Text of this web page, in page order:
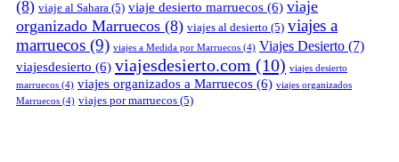
(8) viaje al Sahara (5) viaje desierto marruecos (6) viaje
organizado Marruecos (8) viajes al desierto (5) viajes a
marruecos (9) viajes a Medida por Marruecos (4) Viajes Desierto (7)
viajesdesierto (6) viajesdesierto.com (10) viajes desierto
marruecos (4) viajes organizados a Marruecos (6) viajes organizados
Marruecos (4) viajes por marruecos (5)